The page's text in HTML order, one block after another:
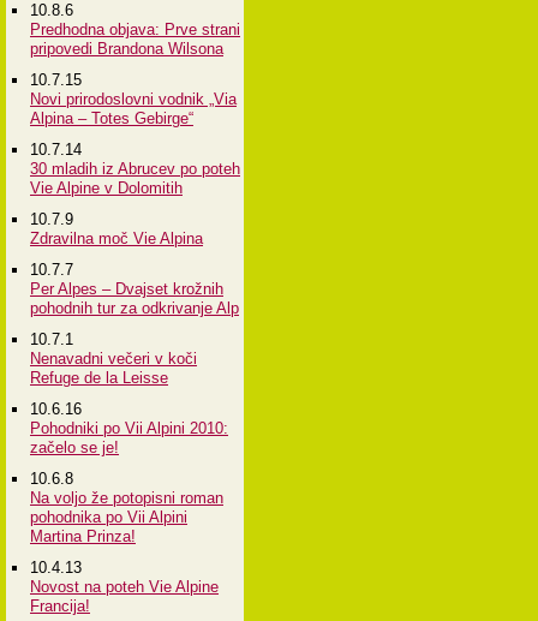
10.8.6
Predhodna objava: Prve strani
pripovedi Brandona Wilsona
10.7.15
Novi prirodoslovni vodnik „Via
Alpina – Totes Gebirge“
10.7.14
30 mladih iz Abrucev po poteh
Vie Alpine v Dolomitih
10.7.9
Zdravilna moč Vie Alpina
10.7.7
Per Alpes – Dvajset krožnih
pohodnih tur za odkrivanje Alp
10.7.1
Nenavadni večeri v koči
Refuge de la Leisse
10.6.16
Pohodniki po Vii Alpini 2010:
začelo se je!
10.6.8
Na voljo že potopisni roman
pohodnika po Vii Alpini
Martina Prinza!
10.4.13
Novost na poteh Vie Alpine
Francija!